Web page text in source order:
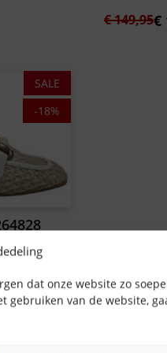
dat onze website zo
gebruiken van de website,
€149,95€
Huidige
SALE
-18%